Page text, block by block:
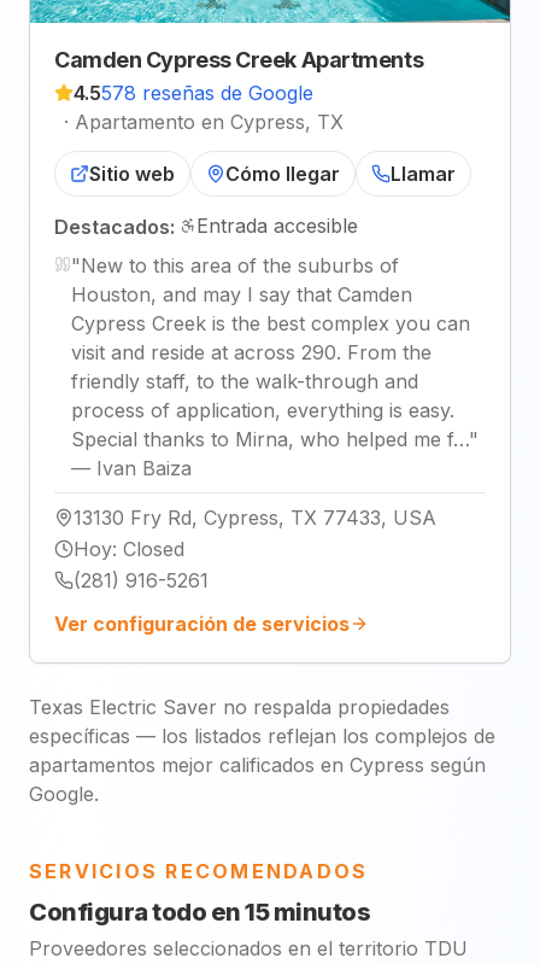
Camden Cypress Creek Apartments
4.5578 reseñas de Google
· Apartamento en Cypress, TX
Sitio web Cómo llegar Llamar
Destacados:
Entrada accesible
"New to this area of the suburbs of
Houston, and may I say that Camden
Cypress Creek is the best complex you can
visit and reside at across 290. From the
friendly staff, to the walk-through and
process of application, everything is easy.
Special thanks to Mirna, who helped me f…"
— Ivan Baiza
13130 Fry Rd, Cypress, TX 77433, USA
Hoy: Closed
(281) 916-5261
Ver configuración de servicios
Texas Electric Saver no respalda propiedades
específicas — los listados reflejan los complejos de
apartamentos mejor calificados en Cypress según
Google.
SERVICIOS RECOMENDADOS
Configura todo en 15 minutos
Proveedores seleccionados en el territorio TDU